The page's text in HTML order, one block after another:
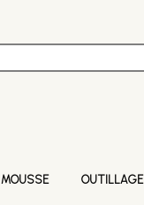
MOUSSE OUTILLAGE